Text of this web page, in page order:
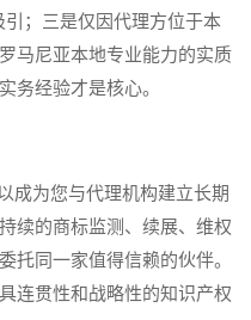
引；三是仅因代理方位于本
马尼亚本地专业能力的实质
务经验才是核心。
为您与代理机构建立长期
续的商标监测、续展、维权
托同一家值得信赖的伙伴。
连贯性和战略性的知识产权